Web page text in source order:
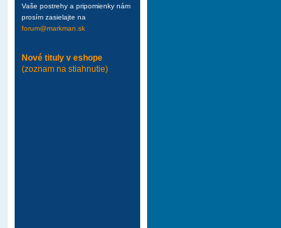
Vaše postrehy a pripomienky nám
prosím zasielajte na
forum@markman.sk
Nové tituly v eshope
(zoznam na stiahnutie)